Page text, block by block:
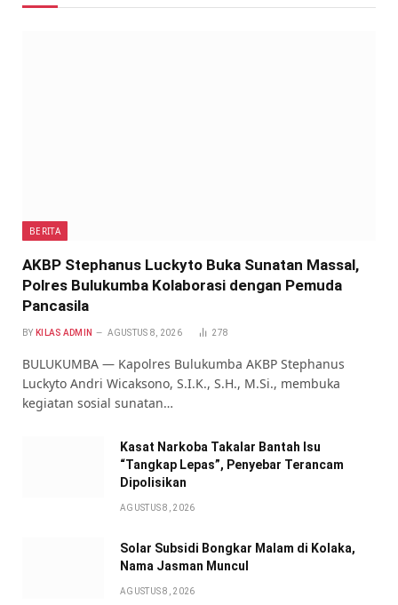
BERITA
AKBP Stephanus Luckyto Buka Sunatan Massal,
Polres Bulukumba Kolaborasi dengan Pemuda
Pancasila
BY KILAS ADMIN AGUSTUS 8, 2026 278
BULUKUMBA — Kapolres Bulukumba AKBP Stephanus
Luckyto Andri Wicaksono, S.I.K., S.H., M.Si., membuka
kegiatan sosial sunatan…
Kasat Narkoba Takalar Bantah Isu
“Tangkap Lepas”, Penyebar Terancam
Dipolisikan
AGUSTUS 8, 2026
Solar Subsidi Bongkar Malam di Kolaka,
Nama Jasman Muncul
AGUSTUS 8, 2026